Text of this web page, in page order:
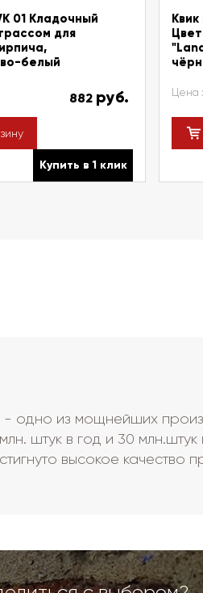
01 Кладочный
для
белый
882 руб.
Купить в 1 клик
Цена
из мощнейших
штук в год и 30 млн.штук
высокое качество